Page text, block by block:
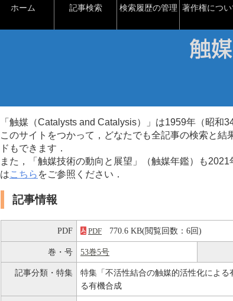
ホーム 記事検索 検索履歴の管理 著作権につい
「触媒（Catalysts and Catalysis）」は1959年（昭和
このサイトをつかって，どなたでも全記事の検索と
ドもできます．
また，「触媒技術の動向と展望」（触媒年鑑）も
はこちら をご参照ください．
記事情報
PDF PDF 770.6 KB(閲覧回数：6回)
巻・号 53巻5号
記事分類・特集
特集「不活性結合の触媒的活性化によ
る有機合成